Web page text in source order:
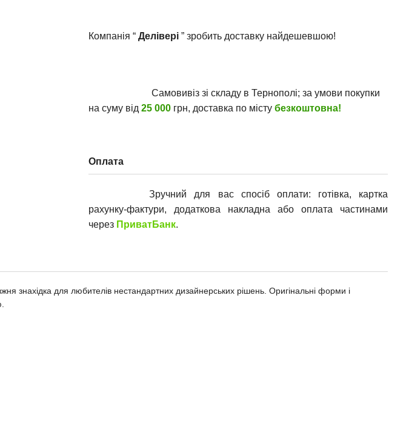
Компанія “Делівері ” зробить доставку найдешевшою!
Самовивіз зі складу в Тернополі; за умови покупки
на суму від25 000 грн, доставка по містубезкоштовна!
Оплата
Зручний для вас спосіб оплати: готівка, картка
рахунку-фактури, додаткова накладна або оплата частинами
через ПриватБанк.
знахідка для любителів нестандартних дизайнерських рішень. Оригінальні форми і